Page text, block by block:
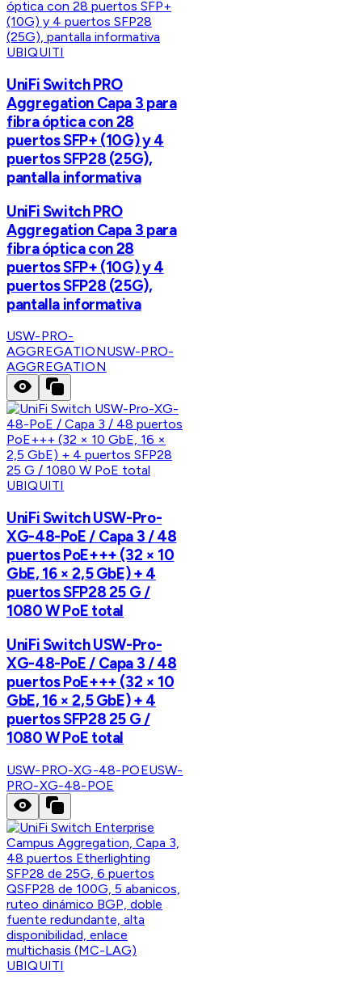
UBIQUITI
UniFi Switch PRO
Aggregation Capa 3 para
fibra óptica con 28
puertos SFP+ (10G) y 4
puertos SFP28 (25G),
pantalla informativa
UniFi Switch PRO
Aggregation Capa 3 para
fibra óptica con 28
puertos SFP+ (10G) y 4
puertos SFP28 (25G),
pantalla informativa
USW-PRO-
AGGREGATIONUSW-PRO-
AGGREGATION
UBIQUITI
UniFi Switch USW-Pro-
XG-48-PoE / Capa 3 / 48
puertos PoE+++ (32 × 10
GbE, 16 × 2,5 GbE) + 4
puertos SFP28 25 G /
1080 W PoE total
UniFi Switch USW-Pro-
XG-48-PoE / Capa 3 / 48
puertos PoE+++ (32 × 10
GbE, 16 × 2,5 GbE) + 4
puertos SFP28 25 G /
1080 W PoE total
USW-PRO-XG-48-POEUSW-
PRO-XG-48-POE
UBIQUITI